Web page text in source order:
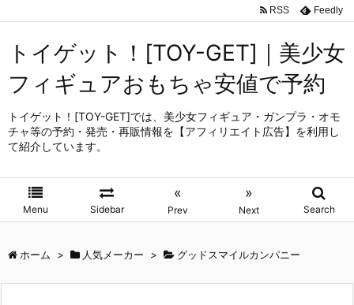
トイゲット！[TOY-GET]｜美少女
フィギュアおもちゃ安値で予約
トイゲット！[TOY-GET]では、美少女フィギュア・ガンプラ・オモ
チャ等の予約・発売・再販情報を【アフィリエイト広告】を利用し
て紹介しています。
Menu Sidebar
«
Prev
»
Next Search
RSS Feedly
ホーム > 人気メーカー > グッドスマイルカンパニー